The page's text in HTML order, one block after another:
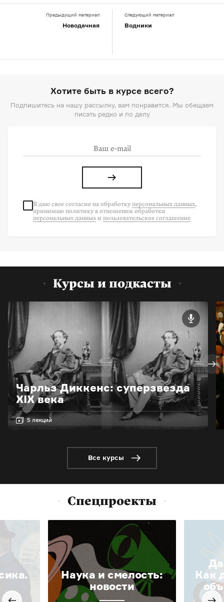
Предыдущий материал
Новодачная
Следующий материал
Водники
Хотите быть в курсе всего?
Подпишитесь на нашу рассылку, вам понравится. Мы обещаем
писать редко и по делу
Я даю свое согласие на обработку персональных данных,
принимаю политику в отношении обработки
персональных данных и пользовательское соглашение
Курсы и подкасты
Чарльз Диккенс: суперзвезда
XIX века
5 лекций
Все курсы
Спецпроекты
Наука и смелость:
новости
Да
Как